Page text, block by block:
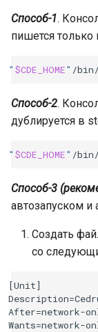
Способ-1.
пишется только
" $CDE_HOME" /
Способ-2.
дублируется в
" $CDE_HOME" /
Способ-3
автозапуском и
Создать
со
[Unit]
After=network-
Wants=network-